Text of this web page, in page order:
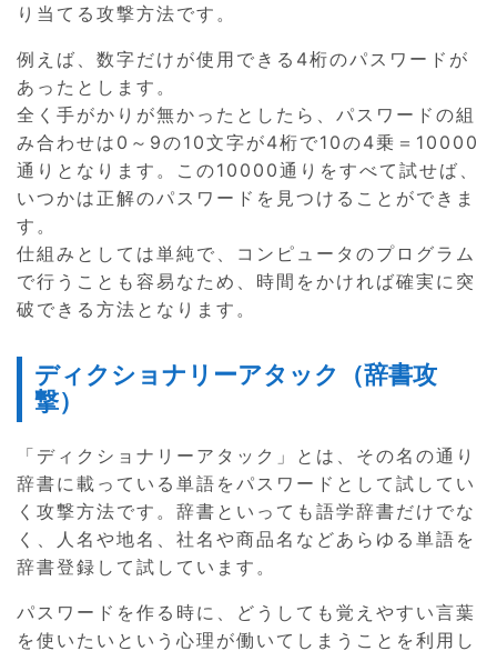
り当てる攻撃方法です。
例えば、数字だけが使用できる4桁のパスワードが
あったとします。
全く手がかりが無かったとしたら、パスワードの組
み合わせは0～9の10文字が4桁で10の4乗＝10000
通りとなります。この10000通りをすべて試せば、
いつかは正解のパスワードを見つけることができま
す。
仕組みとしては単純で、コンピュータのプログラム
で行うことも容易なため、時間をかければ確実に突
破できる方法となります。
ディクショナリーアタック（辞書攻
撃）
「ディクショナリーアタック」とは、その名の通り
辞書に載っている単語をパスワードとして試してい
く攻撃方法です。辞書といっても語学辞書だけでな
く、人名や地名、社名や商品名などあらゆる単語を
辞書登録して試しています。
パスワードを作る時に、どうしても覚えやすい言葉
を使いたいという心理が働いてしまうことを利用し